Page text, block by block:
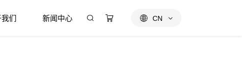
CN
们 新闻中心